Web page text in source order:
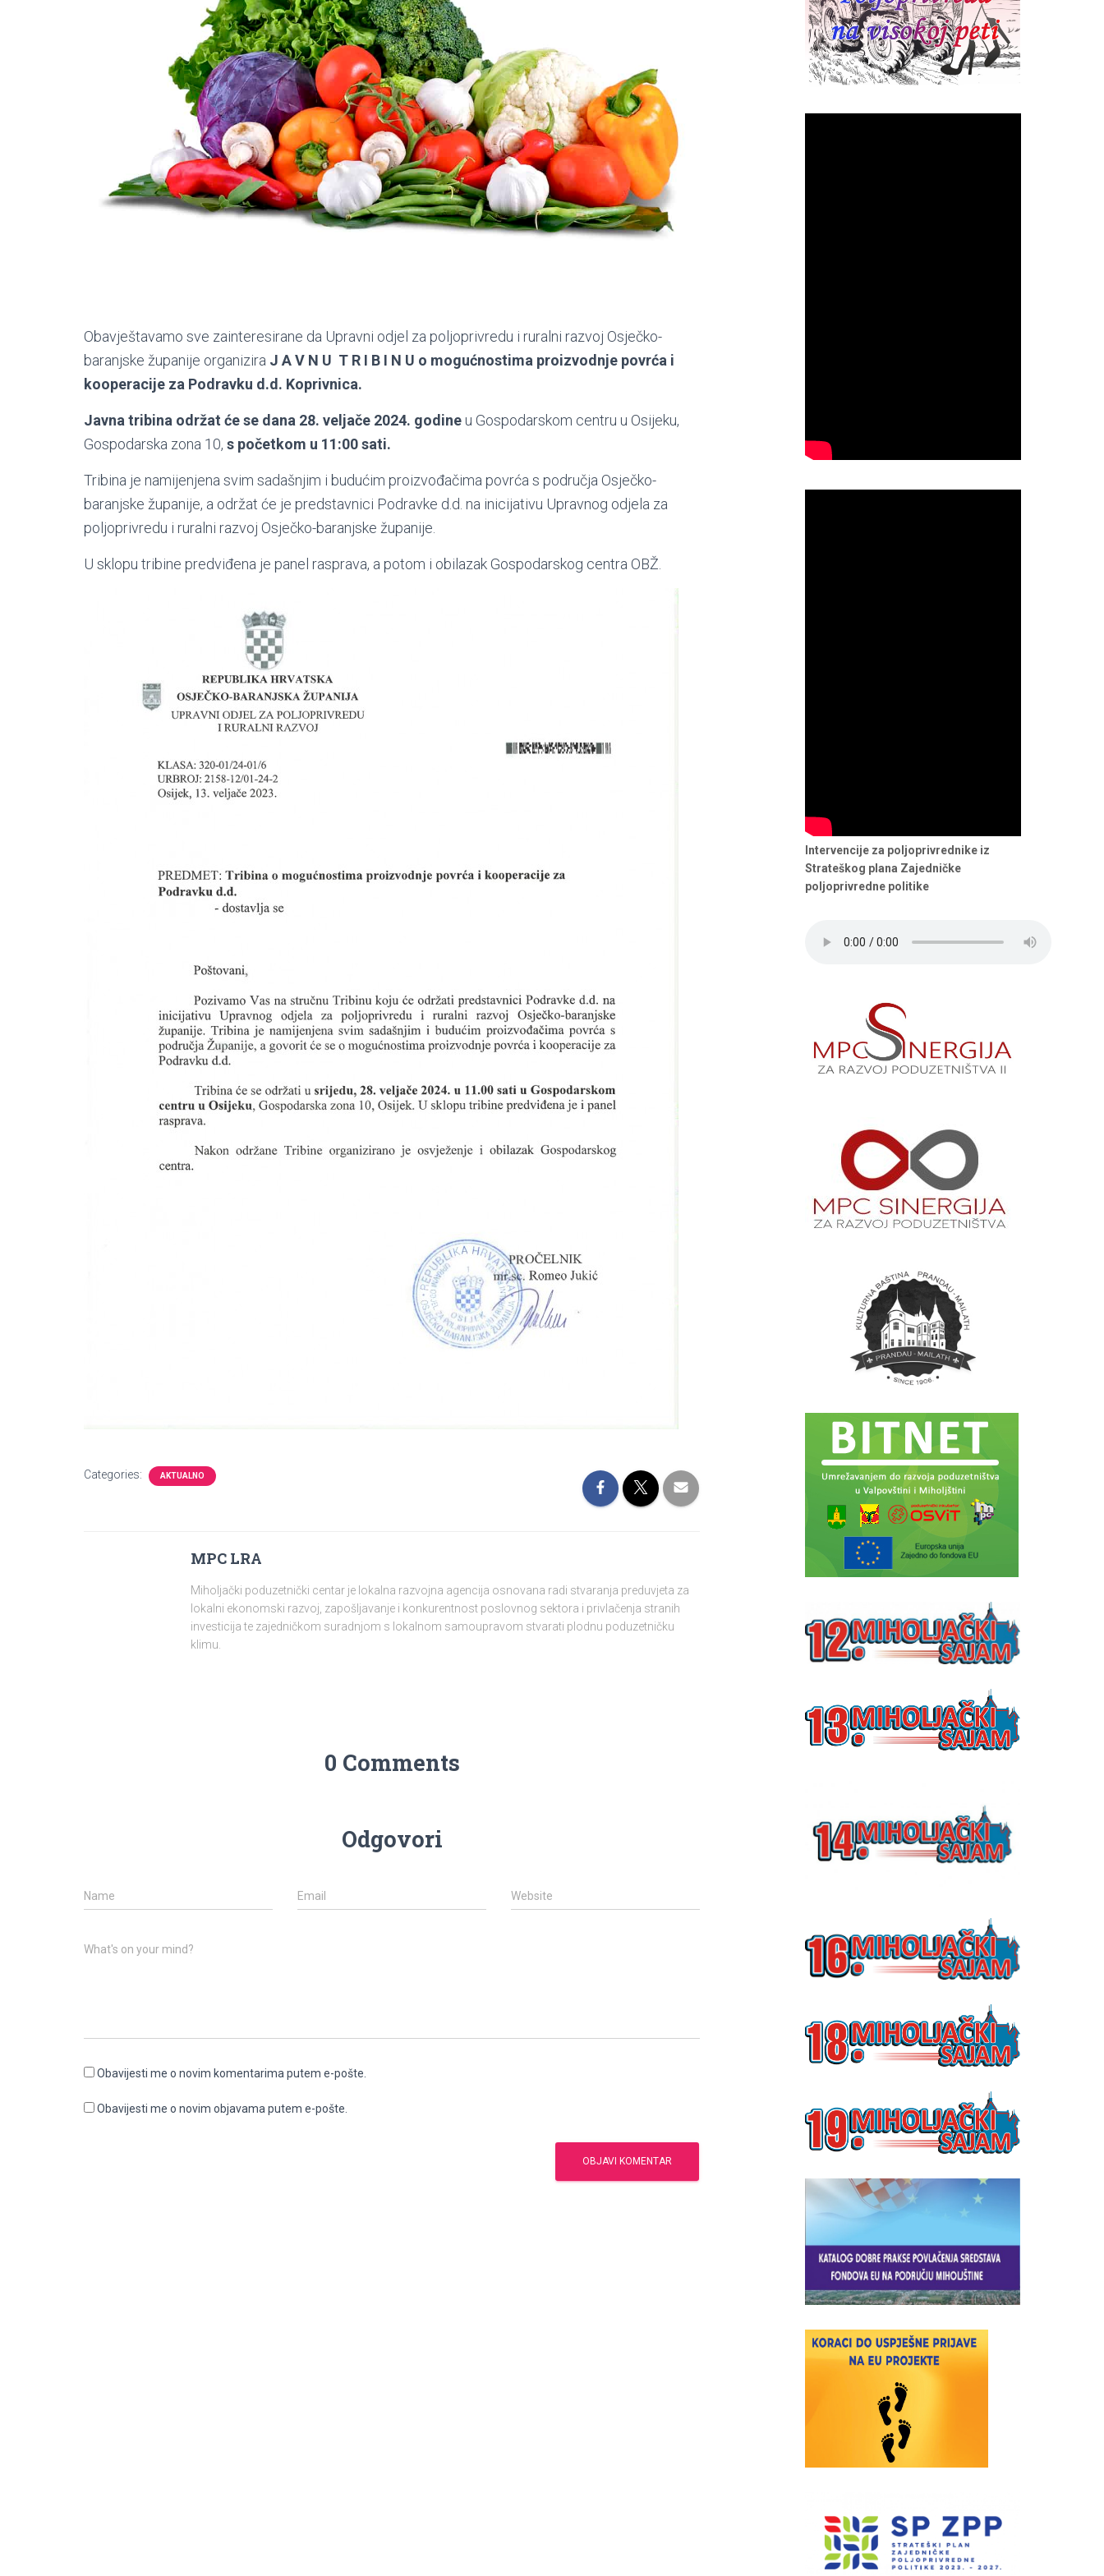
Obavještavamo sve zainteresirane da Upravni odjel za poljoprivredu i ruralni razvoj Osječko-
baranjske županije organizira J A V N U T R I B I N U o mogućnostima proizvodnje povrća i
kooperacije za Podravku d.d. Koprivnica.
Javna tribina održat će se dana 28. veljače 2024. godine u Gospodarskom centru u Osijeku,
Gospodarska zona 10, s početkom u 11:00 sati.
Tribina je namijenjena svim sadašnjim i budućim proizvođačima povrća s područja Osječko-
baranjske županije, a održat će je predstavnici Podravke d.d. na inicijativu Upravnog odjela za
poljoprivredu i ruralni razvoj Osječko-baranjske županije.
U sklopu tribine predviđena je panel rasprava, a potom i obilazak Gospodarskog centra OBŽ.
Categories: AKTUALNO
MPC LRA
Miholjački poduzetnički centar je lokalna razvojna agencija osnovana radi stvaranja preduvjeta za
lokalni ekonomski razvoj, zapošljavanje i konkurentnost poslovnog sektora i privlačenja stranih
investicija te zajedničkom suradnjom s lokalnom samoupravom stvarati plodnu poduzetničku
klimu.
0 Comments
Odgovori
Name Email Website
What's on your mind?
Obavijesti me o novim komentarima putem e-pošte.
Obavijesti me o novim objavama putem e-pošte.
Intervencije za poljoprivrednike iz
Strateškog plana Zajedničke
poljoprivredne politike